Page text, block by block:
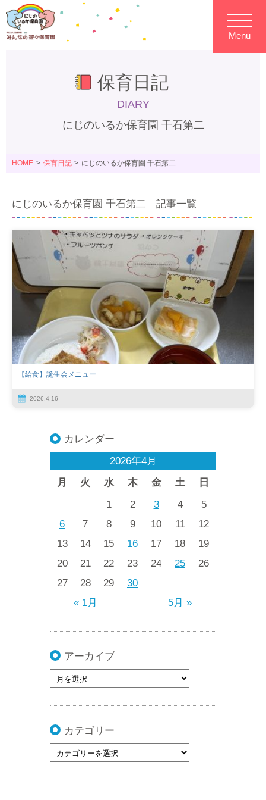
Menu
保育日記
DIARY
にじのいるか保育園 千石第二
HOME 保育日記 にじのいるか保育園 千石第二
にじのいるか保育園 千石第二 記事一覧
【給食】誕生会メニュー
2026.4.16
カレンダー
2026年4月
月
火 水 木 金 土 日
« 1月 5月 »
1 2 3 4
5
6
7 8 9 10 11
12
13
14 15 16 17 18
19
20
21 22 23 24 25
26
27
28 29 30
アーカイブ
カテゴリー